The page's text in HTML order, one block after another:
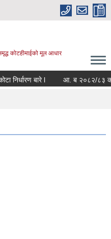
कोटहीमाईको मूल आधार
निर्धारण बारे l आ. ब २०८२/८३ को